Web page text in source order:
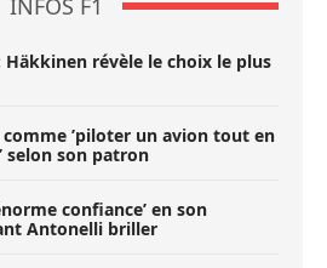
: Häkkinen révèle le choix le plus
comme ’piloter un avion tout en
selon son patron
confiance’ en son
Antonelli briller